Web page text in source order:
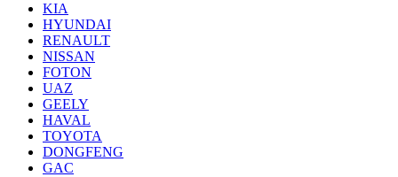
KIA
HYUNDAI
RENAULT
NISSAN
FOTON
UAZ
GEELY
HAVAL
TOYOTA
DONGFENG
GAC